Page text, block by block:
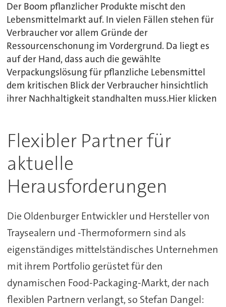
Der Boom pflanzlicher Produkte mischt den
Lebensmittelmarkt auf. In vielen Fällen stehen für
Verbraucher vor allem Gründe der
Ressourcenschonung im Vordergrund. Da liegt es
auf der Hand, dass auch die gewählte
Verpackungslösung für pflanzliche Lebensmittel
dem kritischen Blick der Verbraucher hinsichtlich
ihrer Nachhaltigkeit standhalten muss.Hier klicken
Flexibler Partner für
aktuelle
Herausforderungen
Die Oldenburger Entwickler und Hersteller von
Traysealern und -Thermoformern sind als
eigenständiges mittelständisches Unternehmen
mit ihrem Portfolio gerüstet für den
dynamischen Food-Packaging-Markt, der nach
flexiblen Partnern verlangt, so Stefan Dangel: